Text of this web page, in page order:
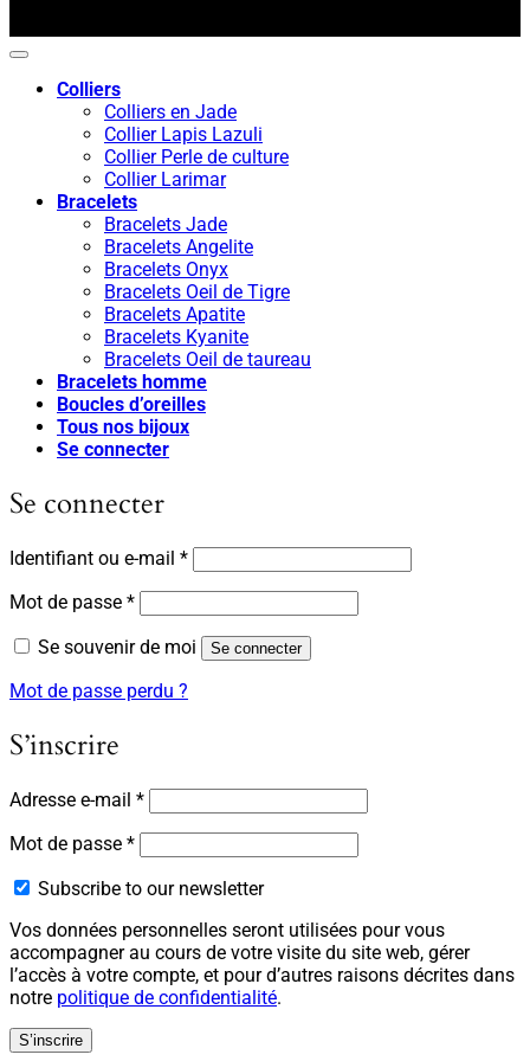
Colliers
Colliers en Jade
Collier Lapis Lazuli
Collier Perle de culture
Collier Larimar
Bracelets
Bracelets Jade
Bracelets Angelite
Bracelets Onyx
Bracelets Oeil de Tigre
Bracelets Apatite
Bracelets Kyanite
Bracelets Oeil de taureau
Bracelets homme
Boucles d’oreilles
Tous nos bijoux
Se connecter
Se connecter
Identifiant ou e-mail *Obligatoire
Mot de passe *Obligatoire
Se souvenir de moi Se connecter
Mot de passe perdu ?
S’inscrire
Adresse e-mail *Obligatoire
Mot de passe *Obligatoire
Subscribe to our newsletter
Vos données personnelles seront utilisées pour vous
accompagner au cours de votre visite du site web, gérer
l’accès à votre compte, et pour d’autres raisons décrites dans
notre politique de confidentialité.
S’inscrire